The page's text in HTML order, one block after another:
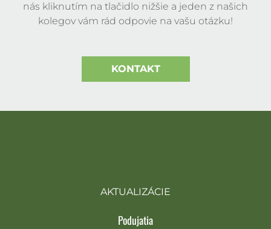
nás kliknutím na tlačidlo nižšie a jeden z našich
kolegov vám rád odpovie na vašu otázku!
KONTAKT
AKTUALIZÁCIE
Podujatia